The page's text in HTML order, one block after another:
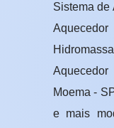
Sistema de
Moema -
e mais